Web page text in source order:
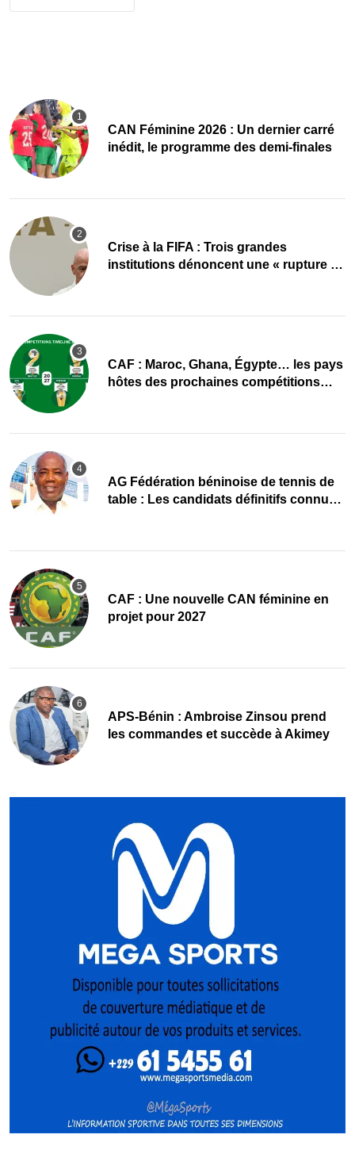
CAN Féminine 2026 : Un dernier carré
inédit, le programme des demi-finales
Crise à la FIFA : Trois grandes
institutions dénoncent une « rupture de
CAF : Maroc, Ghana, Égypte… les pays
hôtes des prochaines compétitions
AG Fédération béninoise de tennis de
table : Les candidats définitifs connus,
CAF : Une nouvelle CAN féminine en
projet pour 2027
APS-Bénin : Ambroise Zinsou prend
les commandes et succède à Akimey